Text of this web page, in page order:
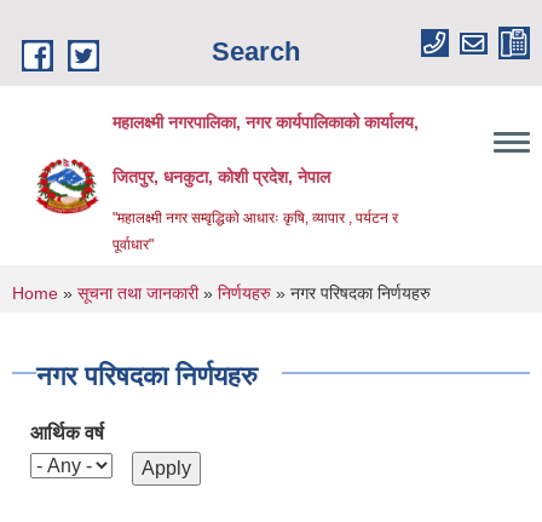
Search
महालक्ष्मी नगरपालिका, नगर कार्यपालिकाको कार्यालय,
जितपुर, धनकुटा, कोशी प्रदेश, नेपाल
"महालक्ष्मी नगर सम्वृद्धिको आधारः कृषि, व्यापार , पर्यटन र
पूर्वाधार"
You are here
Home » सूचना तथा जानकारी» निर्णयहरु » नगर परिषदका निर्णयहरु
नगर परिषदका निर्णयहरु
आर्थिक वर्ष